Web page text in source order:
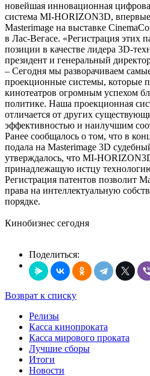
новейшая инновационная
система MI-HORIZON3D, впервые
Masterimage на выставке
в Лас-Вегасе. «Регистрация этих
позиции в качестве лидера 3D-
президент и генеральный
– Сегодня мы разворачиваем
проекционные системы, которые
кинотеатров огромным успехом
политике. Наша проекционная
отличается от других
эффективностью и наилучшим
Ранее сообщалось о том, что в
подала на Masterimage 3D
утверждалось, что MI-
принадлежащую истцу
Регистрация патентов позволит
права на интеллектуальную
порядке.
Кинобизнес сегодня
Поделиться:
Возврат к списку
Релизы
Касса кинопроката
Касса мирового проката
Лучшие сборы
Итоги
Новости